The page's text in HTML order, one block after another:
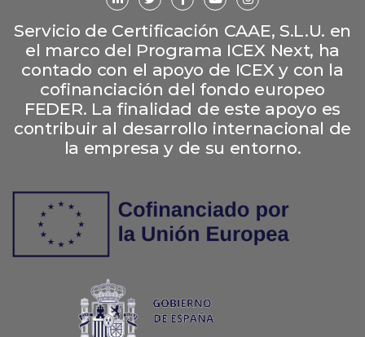
Servicio de Certificación CAAE, S.L.U. en
el marco del Programa ICEX Next, ha
contado con el apoyo de ICEX y con la
cofinanciación del fondo europeo
FEDER. La finalidad de este apoyo es
contribuir al desarrollo internacional de
la empresa y de su entorno.